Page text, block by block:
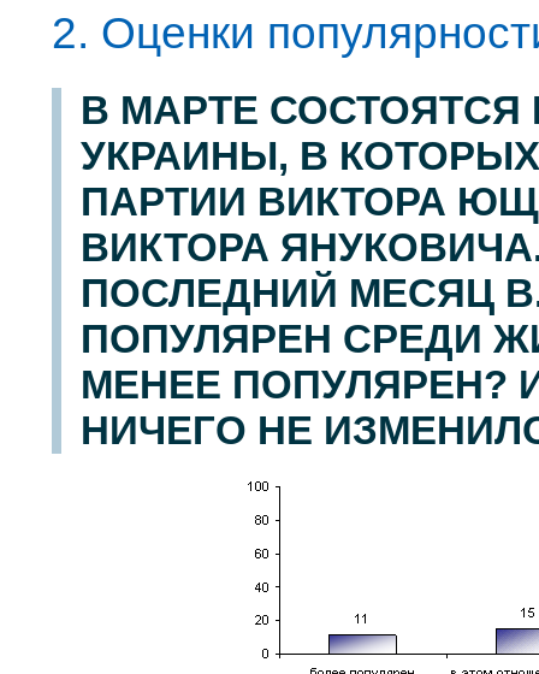
2. Оценки
В МАРТЕ
УКРАИНЫ, В
ПАРТИИ ВИКТОРА
ВИКТОРА
ПОСЛЕДНИЙ МЕСЯЦ
ПОПУЛЯРЕН СРЕДИ
МЕНЕЕ ПОПУЛЯРЕН?
НИЧЕГО НЕ